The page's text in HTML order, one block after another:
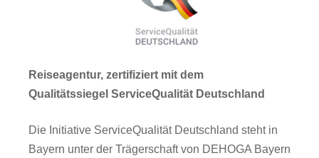
Reiseagentur, zertifiziert mit dem
Qualitätssiegel ServiceQualität Deutschland
Die Initiative ServiceQualität Deutschland steht in
Bayern unter der Trägerschaft von DEHOGA Bayern